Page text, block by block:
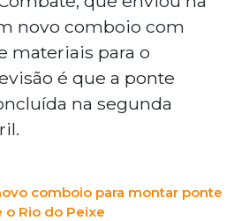
na MS-080, em Rio
de Campo Grande. A
tipo LSB deve ser
quinzena de abril.
contratada pelo
por R$ 13,2 milhões,
360 dias. A ponte de
caiu em 22 de fevereiro
tentar atravessá-la
fortes.
novo comboio com
materiais para o
é que a ponte
na segunda
comboio para montar ponte
o Rio do Peixe